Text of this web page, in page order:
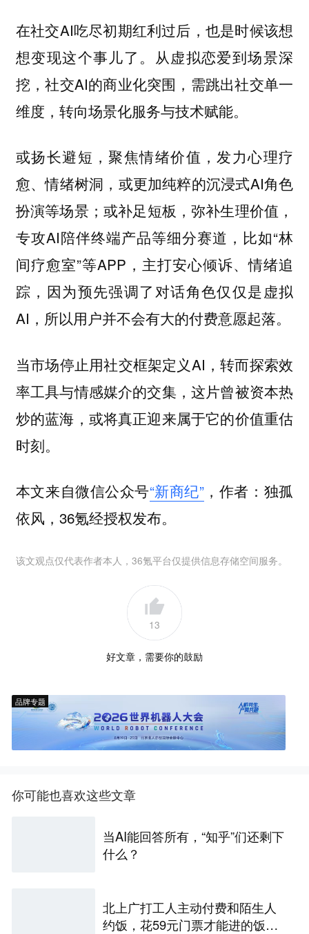
在社交AI吃尽初期红利过后，也是时候该想
想变现这个事儿了。从虚拟恋爱到场景深
挖，社交AI的商业化突围，需跳出社交单一
维度，转向场景化服务与技术赋能。
或扬长避短，聚焦情绪价值，发力心理疗
愈、情绪树洞，或更加纯粹的沉浸式AI角色
扮演等场景；或补足短板，弥补生理价值，
专攻AI陪伴终端产品等细分赛道，比如“林
间疗愈室”等APP，主打安心倾诉、情绪追
踪，因为预先强调了对话角色仅仅是虚拟
AI，所以用户并不会有大的付费意愿起落。
当市场停止用社交框架定义AI，转而探索效
率工具与情感媒介的交集，这片曾被资本热
炒的蓝海，或将真正迎来属于它的价值重估
时刻。
本文来自微信公众号“新商纪”，作者：独孤
依风，36氪经授权发布。
该文观点仅代表作者本人，36氪平台仅提供信息存储空间服务。
13
好文章，需要你的鼓励
品牌专题
你可能也喜欢这些文章
当AI能回答所有，“知乎”们还剩下
什么？
北上广打工人主动付费和陌生人
约饭，花59元门票才能进的饭局